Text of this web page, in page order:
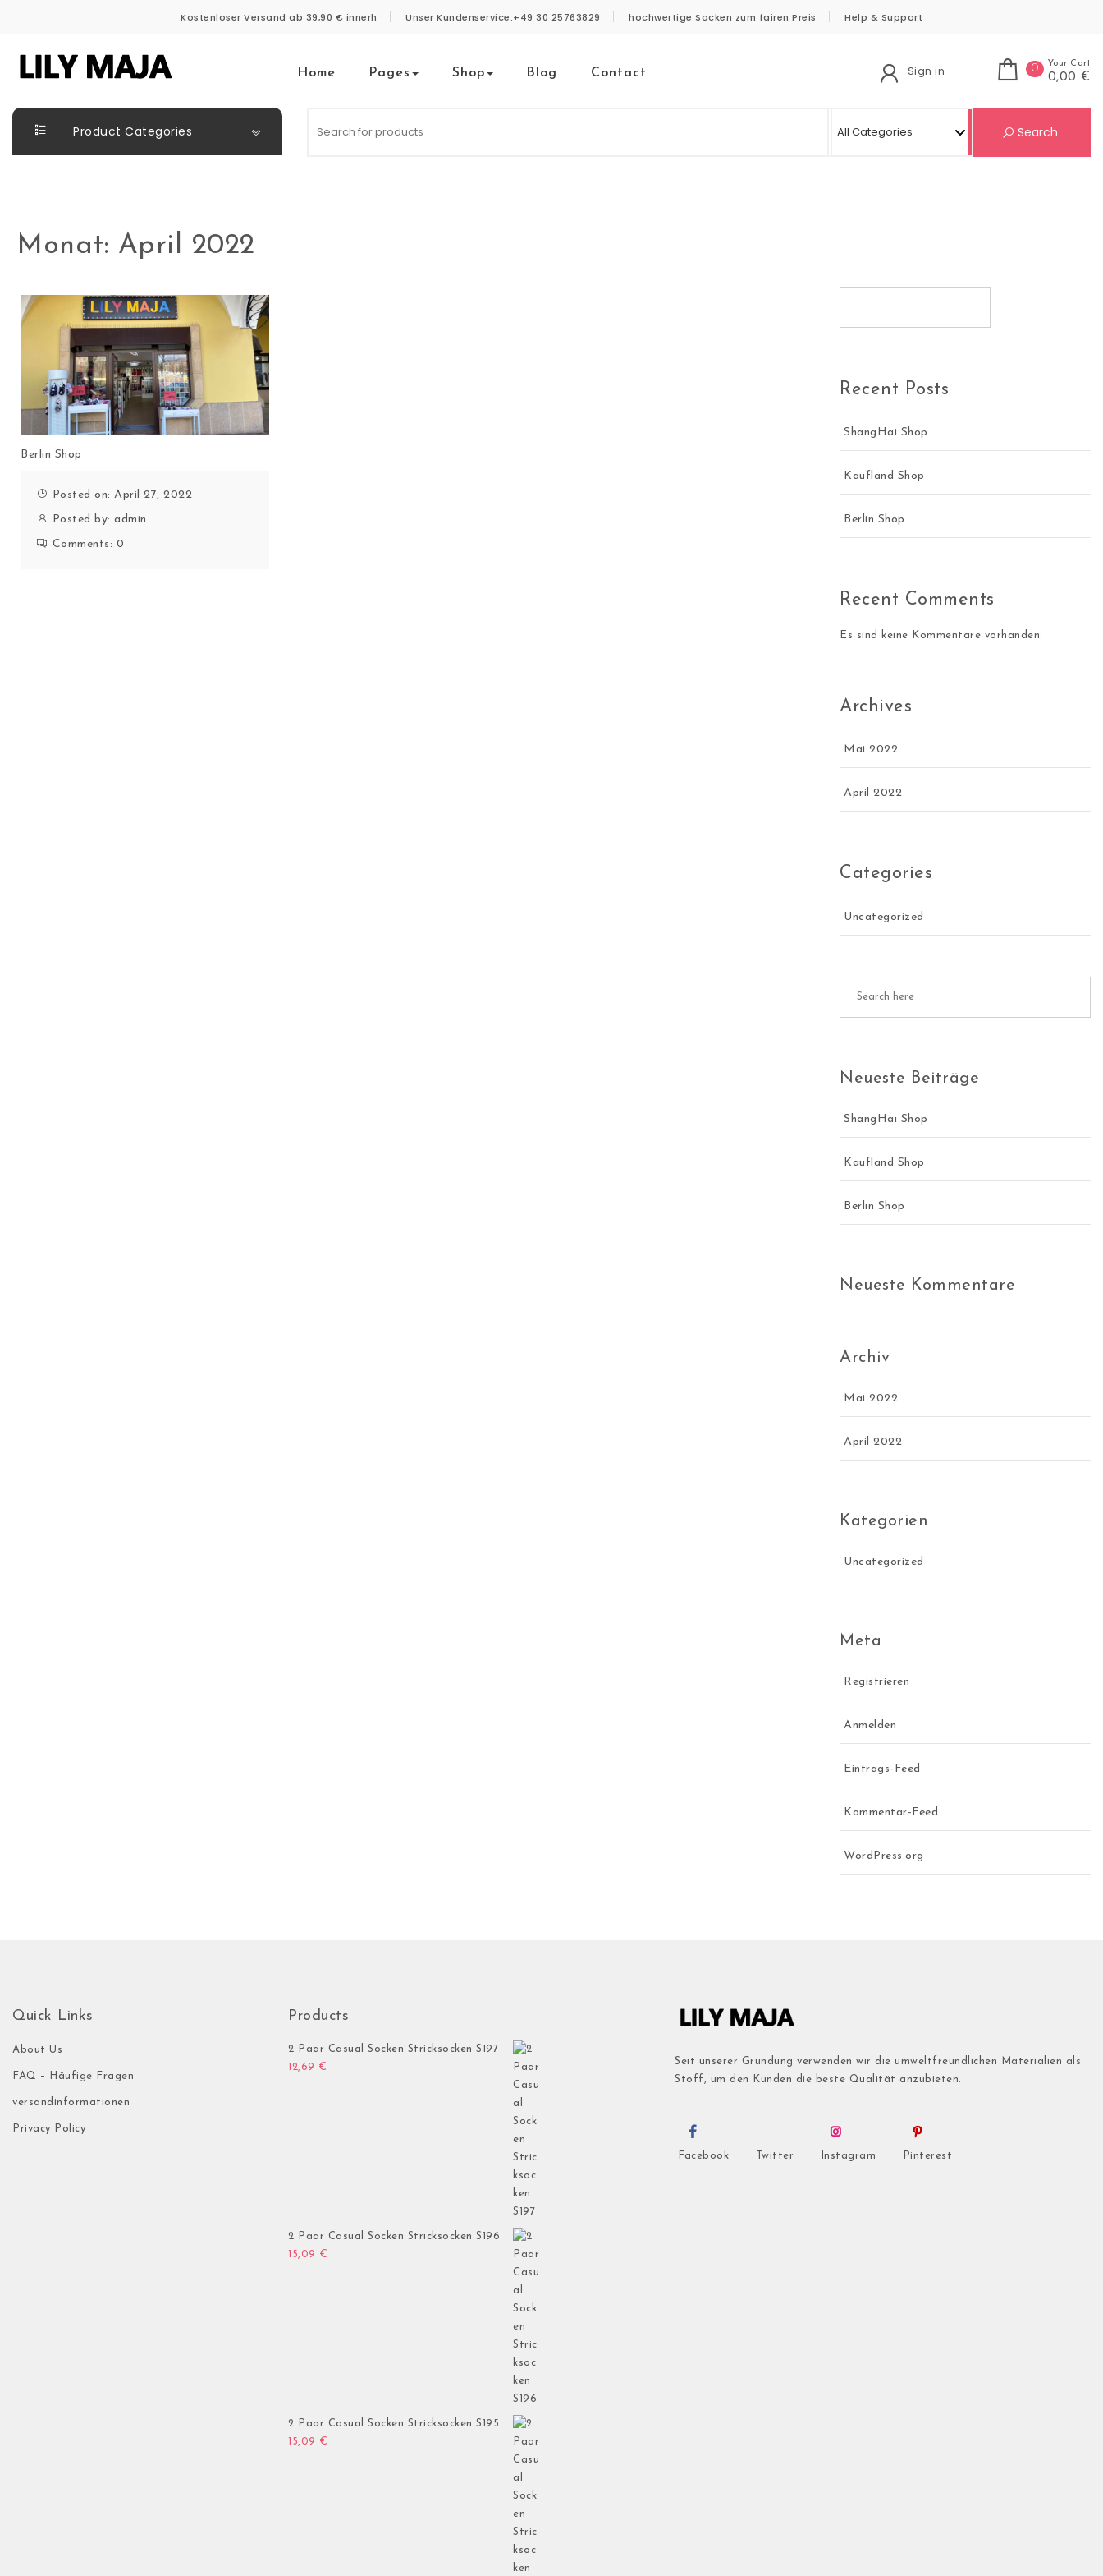
Kostenloser Versand ab 39,90 € innerh Unser Kundenservice:+49 30 25763829 hochwertige Socken zum fairen Preis Help & Support
Home Pages Shop Blog Contact Sign in 0 Your Cart
0,00 €
Product Categories Search
Monat: April 2022
Berlin Shop
Posted on: April 27, 2022
Posted by: admin
Comments: 0
Recent Posts
ShangHai Shop
Kaufland Shop
Berlin Shop
Recent Comments
Es sind keine Kommentare vorhanden.
Archives
Mai 2022
April 2022
Categories
Uncategorized
Neueste Beiträge
ShangHai Shop
Kaufland Shop
Berlin Shop
Neueste Kommentare
Archiv
Mai 2022
April 2022
Kategorien
Uncategorized
Meta
Registrieren
Anmelden
Eintrags-Feed
Kommentar-Feed
WordPress.org
Quick Links
About Us
FAQ – Häufige Fragen
versandinformationen
Privacy Policy
Products
2 Paar Casual Socken Stricksocken S197
12,69 €
2 Paar Casual Socken Stricksocken S196
15,09 €
2 Paar Casual Socken Stricksocken S195
15,09 €
Seit unserer Gründung verwenden wir die umweltfreundlichen Materialien als
Stoff, um den Kunden die beste Qualität anzubieten.
Facebook Twitter Instagram Pinterest